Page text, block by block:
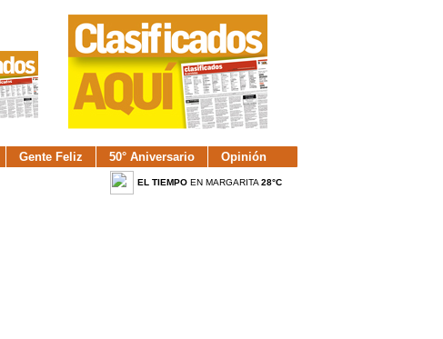
Gente Feliz 50° Aniversario Opinión
EL TIEMPOEN MARGARITA 28°C